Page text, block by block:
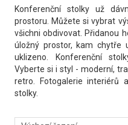
Konferenční stolky už
prostoru. Můžete si vybrat
všichni obdivovat. Přidanou
úložný prostor, kam chytře
uklizeno. Konferenční
Vyberte si i styl - moderní,
retro. Fotogalerie interiérů
stolky.